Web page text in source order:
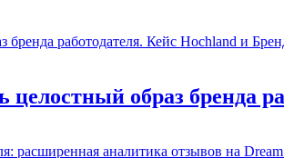
целостный образ бренда